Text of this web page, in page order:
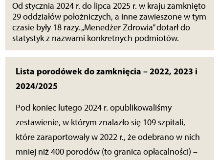
Od stycznia 2024 r. do lipca 2025 r. w kraju zamknięto
29 oddziałów położniczych, a inne zawieszone w tym
czasie były 18 razy. „Menedżer Zdrowia” dotarł do
statystyk z nazwami konkretnych podmiotów.
Lista porodówek do zamknięcia – 2022, 2023 i
2024/2025
Pod koniec lutego 2024 r. opublikowaliśmy
zestawienie, w którym znalazło się 109 szpitali,
które zaraportowały w 2022 r., że odebrano w nich
mniej niż 400 porodów (to granica opłacalności) –